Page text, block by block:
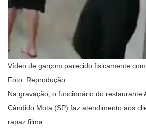
Vídeo de garçom parecido fisicamente
Foto: Reprodução
Na gravação, o funcionário do restaurante
Cândido Mota (SP) faz atendimento aos
rapaz filma.